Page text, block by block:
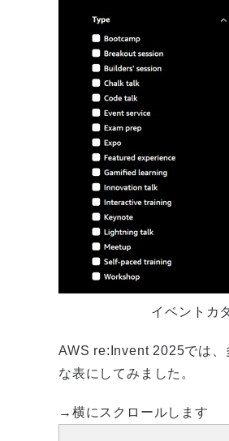
イベントカ
AWS re:Invent 2025では、
な表にしてみました。
→横にスクロールします